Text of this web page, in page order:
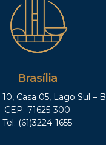
Brasília
10, Casa 05, Lago Sul –
CEP: 71625-300
Tel: (61)3224-1655